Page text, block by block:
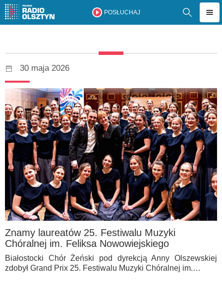
POSŁUCHAJ
30 maja 2026
Znamy laureatów 25. Festiwalu Muzyki
Chóralnej im. Feliksa Nowowiejskiego
Białostocki Chór Żeński pod dyrekcją Anny Olszewskiej
zdobył Grand Prix 25. Festiwalu Muzyki Chóralnej im.…